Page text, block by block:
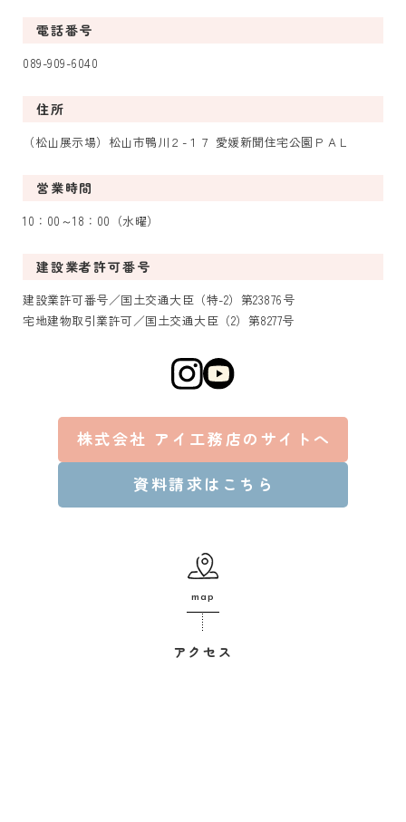
電話番号
089-909-6040
住所
（松山展示場）松山市鴨川２-１７ 愛媛新聞住宅公園ＰＡＬ
営業時間
10：00～18：00（水曜）
建設業者許可番号
建設業許可番号／国土交通大臣（特-2）第23876号
宅地建物取引業許可／国土交通大臣（2）第8277号
株式会社 アイ工務店のサイトへ
資料請求はこちら
map
アクセス